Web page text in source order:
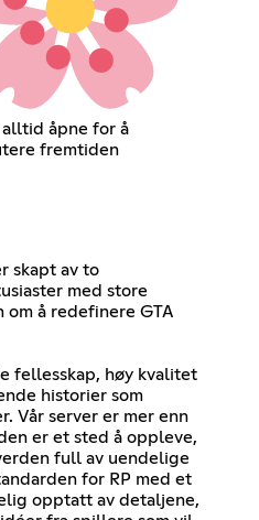
åpne for å
fremtiden
skapt av to
med store
om å redefinere GTA
fellesskap, høy kvalitet
historier som
Vår server er mer enn
er et sted å oppleve,
full av uendelige
for RP med et
opptatt av detaljene,